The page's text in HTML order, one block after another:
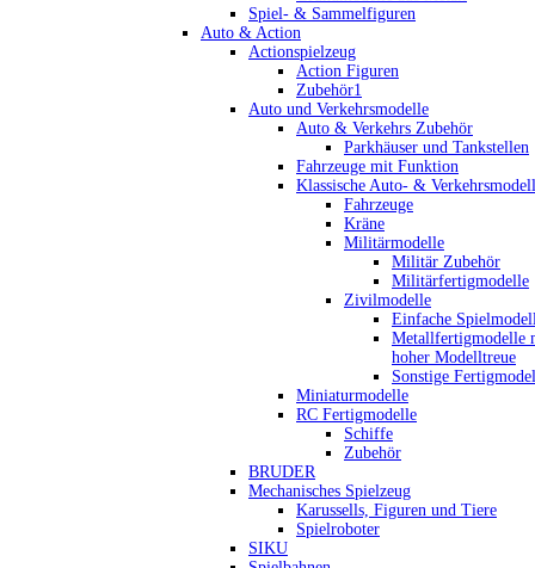
Spiel- & Sammelfiguren
Auto & Action
Actionspielzeug
Action Figuren
Zubehör1
Auto und Verkehrsmodelle
Auto & Verkehrs Zubehör
Parkhäuser und Tankstellen
Fahrzeuge mit Funktion
Klassische Auto- &
Fahrzeuge
Kräne
Militärmodelle
Militär Zubehör
Militärfertigmodelle
Zivilmodelle
Einfache
Metallfertigmodelle
hoher Modelltreue
Sonstige
Miniaturmodelle
RC Fertigmodelle
Schiffe
Zubehör
BRUDER
Mechanisches Spielzeug
Karussells, Figuren und Tiere
Spielroboter
SIKU